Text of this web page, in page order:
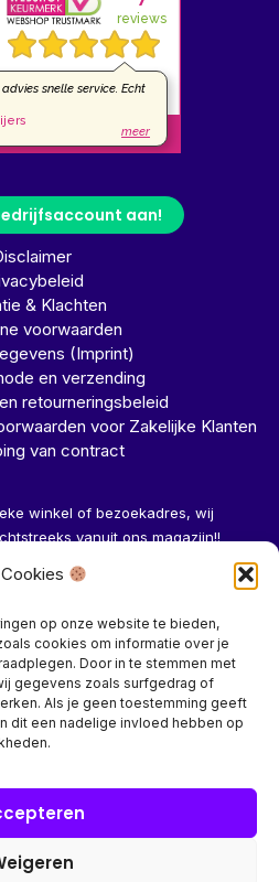
Cookies
op onze website te bieden,
cookies om informatie over je
Door in te stemmen met
gegevens zoals surfgedrag of
Als je geen toestemming geeft
dit een nadelige invloed hebben op
aan!
& Klachten
voorwaarden
(Imprint)
en verzending
retourneringsbeleid
voor Zakelijke Klanten
van contract
winkel of bezoekadres, wij
vanuit ons magazijn!!
aanvragen →
aan voor speciale prijzen!